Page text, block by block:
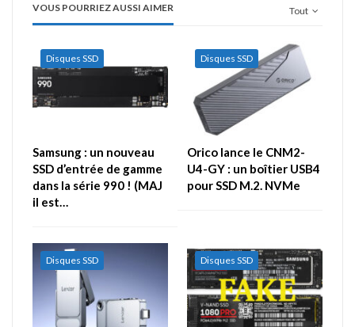
Tout
VOUS POURRIEZ AUSSI AIMER
Disques SSD
Samsung : un nouveau
SSD d’entrée de gamme
dans la série 990 ! (MAJ
il est…
Disques SSD
Orico lance le CNM2-
U4-GY : un boîtier USB4
pour SSD M.2. NVMe
Disques SSD Disques SSD